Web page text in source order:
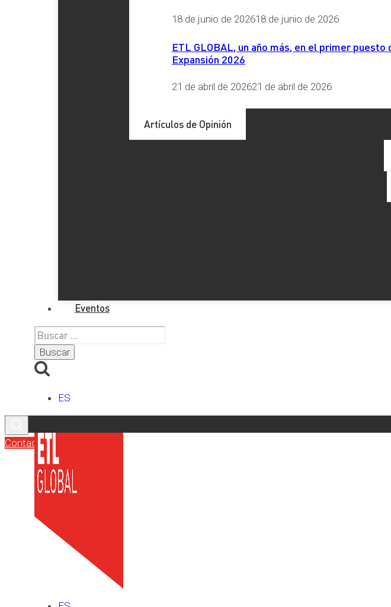
18 de junio de 202618 de junio de 2026
ETL GLOBAL, un año más, en el primer
Expansión 2026
21 de abril de 202621 de abril de 2026
Artículos de Opinión
Eventos
Buscar:
ES
Contacto